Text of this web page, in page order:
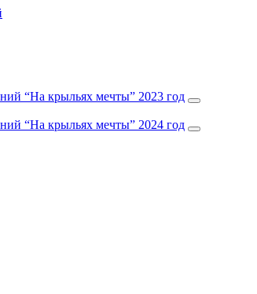
“На крыльях мечты” 2023 год
“На крыльях мечты” 2024 год